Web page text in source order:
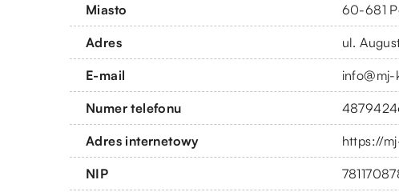
Miasto 60-681
Adres ul.
E-mail
Numer telefonu
Adres internetowy https://
NIP